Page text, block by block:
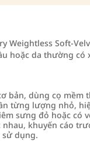
Weightless Soft-
hoặc da thường
bản, dùng cọ
từng lượng nhỏ,
sưng đỏ hoặc có
nhau, khuyến cáo
dụng.